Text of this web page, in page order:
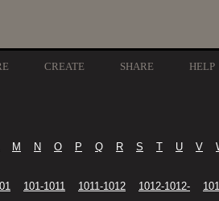
CREATE SHARE HELP
M N O P Q R S T U V
101-1011 1011-1012 1012-1012-